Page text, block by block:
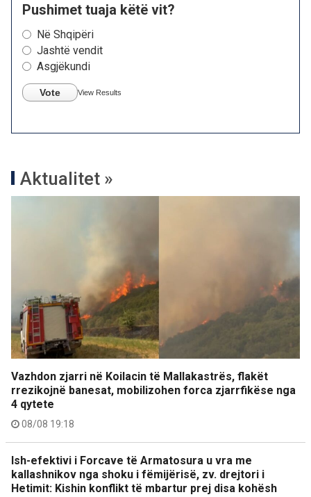
Pushimet tuaja këtë vit?
Në Shqipëri
Jashtë vendit
Asgjëkundi
Vote View Results
Aktualitet »
Vazhdon zjarri në Koilacin të Mallakastrës, flakët
rrezikojnë banesat, mobilizohen forca zjarrfikëse nga
4 qytete
08/08 19:18
Ish-efektivi i Forcave të Armatosura u vra me
kallashnikov nga shoku i fëmijërisë, zv. drejtori i
Hetimit: Kishin konflikt të mbartur prej disa kohësh